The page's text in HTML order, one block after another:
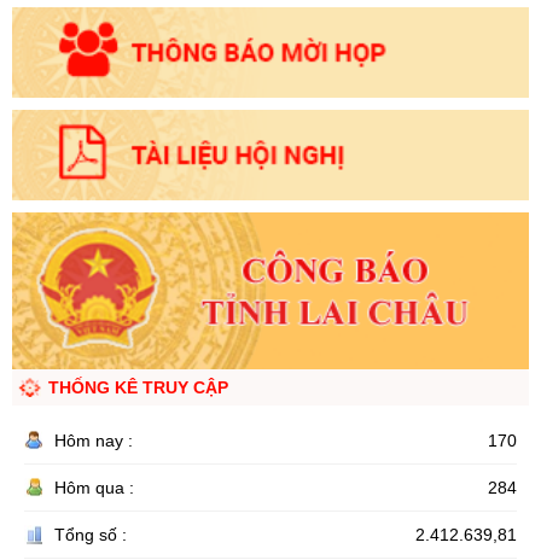
THỐNG KÊ TRUY CẬP
Hôm nay : 170
Hôm qua : 284
Tổng số : 2.412.639,81